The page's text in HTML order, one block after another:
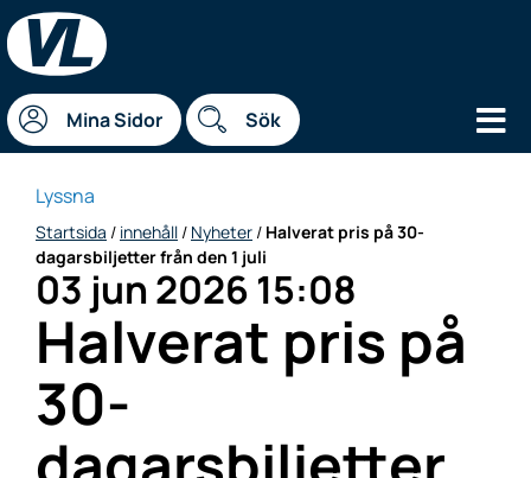
Mina Sidor Sök
Lyssna
Startsida / innehåll / Nyheter / Halverat pris på 30-
dagarsbiljetter från den 1 juli
Datum
03 jun 2026 15:08
Halverat pris på
30-